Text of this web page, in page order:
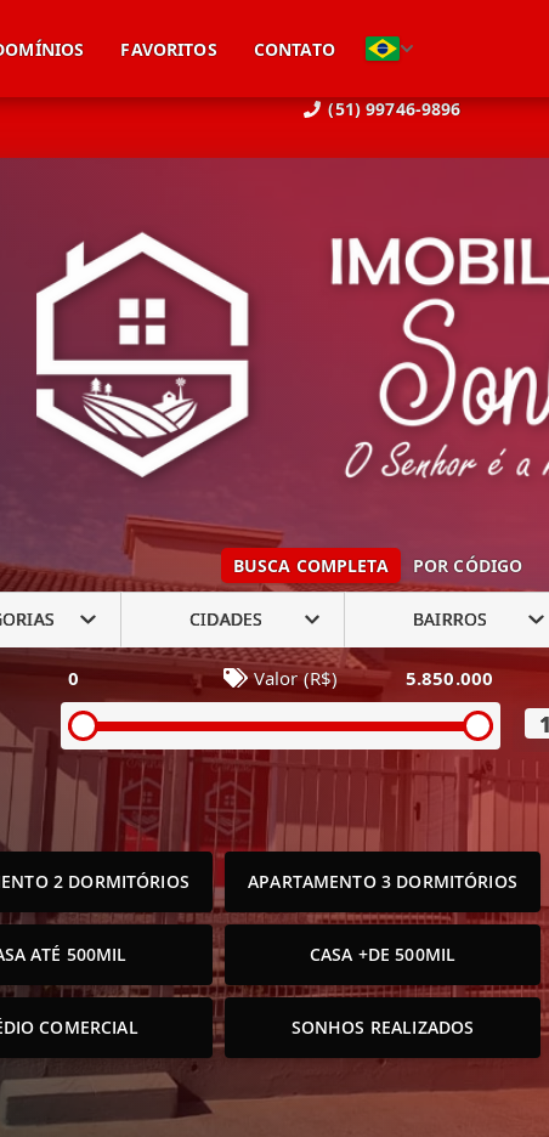
(51) 99746-9896
FAVORITOS CONTATO
BUSCA COMPLETA POR CÓDIGO
CIDADES BAIRROS
0 Valor (R$) 5.850.000
1
2 DORMITÓRIOS APARTAMENTO 3 DORMITÓRIOS
ATÉ 500MIL CASA +DE 500MIL
COMERCIAL SONHOS REALIZADOS